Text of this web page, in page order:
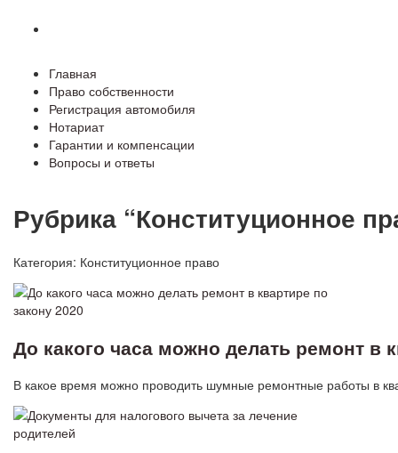
Главная
Право собственности
Регистрация автомобиля
Нотариат
Гарантии и компенсации
Вопросы и ответы
Рубрика “Конституционное
Категория: Конституционное право
До какого часа можно делать ремонт в
В какое время можно проводить шумные ремонтные работы в